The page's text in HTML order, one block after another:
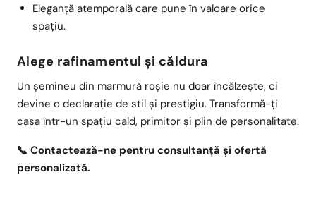
Eleganță atemporală care pune în valoare orice
spațiu.
Alege rafinamentul și căldura
Un șemineu din marmură roșie nu doar încălzește, ci
devine o declarație de stil și prestigiu. Transformă-ți
casa într-un spațiu cald, primitor și plin de personalitate.
📞 Contactează-ne pentru consultanță și ofertă
personalizată.